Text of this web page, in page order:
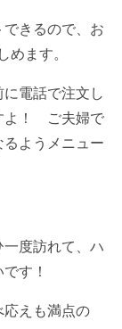
きるので、お
めます。
電話で注文し
よ！ ご夫婦で
ようメニュー
度訪れて、ハ
す！
えも満点の